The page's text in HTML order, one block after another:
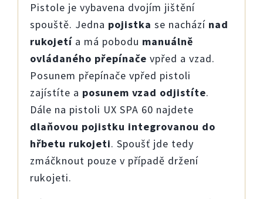
Pistole je vybavena dvojím jištění
spouště. Jedna pojistka se nachází nad
rukojetí a má pobodu manuálně
ovládaného přepínače vpřed a vzad.
Posunem přepínače vpřed pistoli
zajístíte a posunem vzad odjistíte.
Dále na pistoli UX SPA 60 najdete
dlaňovou pojistku integrovanou do
hřbetu rukojeti. Spoušť jde tedy
zmáčknout pouze v případě držení
rukojeti.